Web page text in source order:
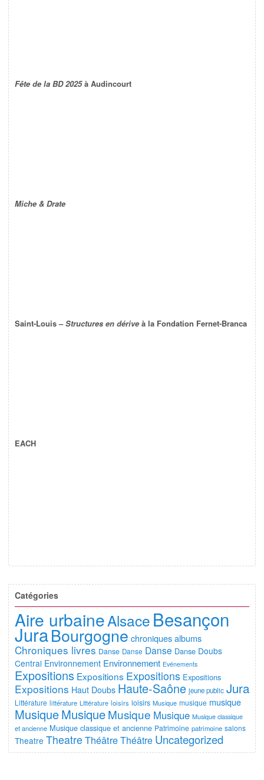
Fête de la BD 2025à Audincourt
Miche & Drate
Saint-Louis –Structures en dérive à la Fondation Fernet-Branca
EACH
Catégories
Aire urbaineAlsace Besançon
JuraBourgogne chroniques albums
Chroniques livres Danse Danse Danse Danse Doubs
Central Environnement Environnement Evénements
Expositions Expositions Expositions Expositions
Expositions Haut Doubs Haute-Saône jeune public Jura
Littérature littérature Littérature loisirs loisirs Musique musique musique
MusiqueMusiqueMusique Musique Musique classique
et ancienne Musique classique et ancienne Patrimoine patrimoine salons
Theatre Theatre ThéâtreThéâtre Uncategorized